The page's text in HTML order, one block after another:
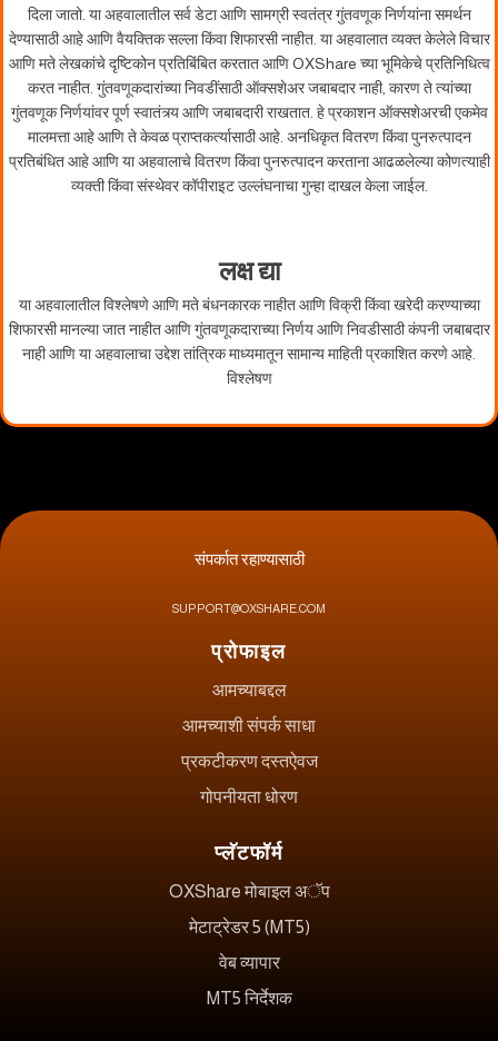
दिला जातो. या अहवालातील सर्व डेटा आणि सामग्री स्वतंत्र गुंतवणूक निर्णयांना समर्थन
देण्यासाठी आहे आणि वैयक्तिक सल्ला किंवा शिफारसी नाहीत. या अहवालात व्यक्त केलेले विचार
आणि मते लेखकांचे दृष्टिकोन प्रतिबिंबित करतात आणि OXShare च्या भूमिकेचे प्रतिनिधित्व
करत नाहीत. गुंतवणूकदारांच्या निवडींसाठी ऑक्सशेअर जबाबदार नाही, कारण ते त्यांच्या
गुंतवणूक निर्णयांवर पूर्ण स्वातंत्र्य आणि जबाबदारी राखतात. हे प्रकाशन ऑक्सशेअरची एकमेव
मालमत्ता आहे आणि ते केवळ प्राप्तकर्त्यासाठी आहे. अनधिकृत वितरण किंवा पुनरुत्पादन
प्रतिबंधित आहे आणि या अहवालाचे वितरण किंवा पुनरुत्पादन करताना आढळलेल्या कोणत्याही
व्यक्ती किंवा संस्थेवर कॉपीराइट उल्लंघनाचा गुन्हा दाखल केला जाईल.
लक्ष द्या
या अहवालातील विश्लेषणे आणि मते बंधनकारक नाहीत आणि विक्री किंवा खरेदी करण्याच्या
शिफारसी मानल्या जात नाहीत आणि गुंतवणूकदाराच्या निर्णय आणि निवडीसाठी कंपनी जबाबदार
नाही आणि या अहवालाचा उद्देश तांत्रिक माध्यमातून सामान्य माहिती प्रकाशित करणे आहे.
विश्लेषण
संपर्कात रहाण्यासाठी
SUPPORT@OXSHARE.COM
प्रोफाइल
आमच्याबद्दल
आमच्याशी संपर्क साधा
प्रकटीकरण दस्तऐवज
गोपनीयता धोरण
प्लॅटफॉर्म
OXShare मोबाइल अॅप
मेटाट्रेडर 5 (MT5)
वेब व्यापार
MT5 निर्देशक